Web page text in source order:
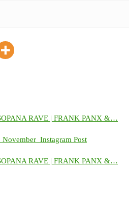
RAVE | FRANK PANX &…
RAVE | FRANK PANX &…